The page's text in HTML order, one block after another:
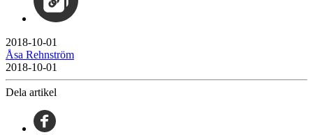
2018-10-01
Åsa Rehnström
2018-10-01
Dela artikel